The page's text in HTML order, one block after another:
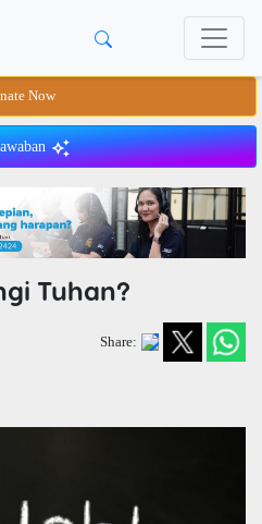
Now
Tuhan?
Share: